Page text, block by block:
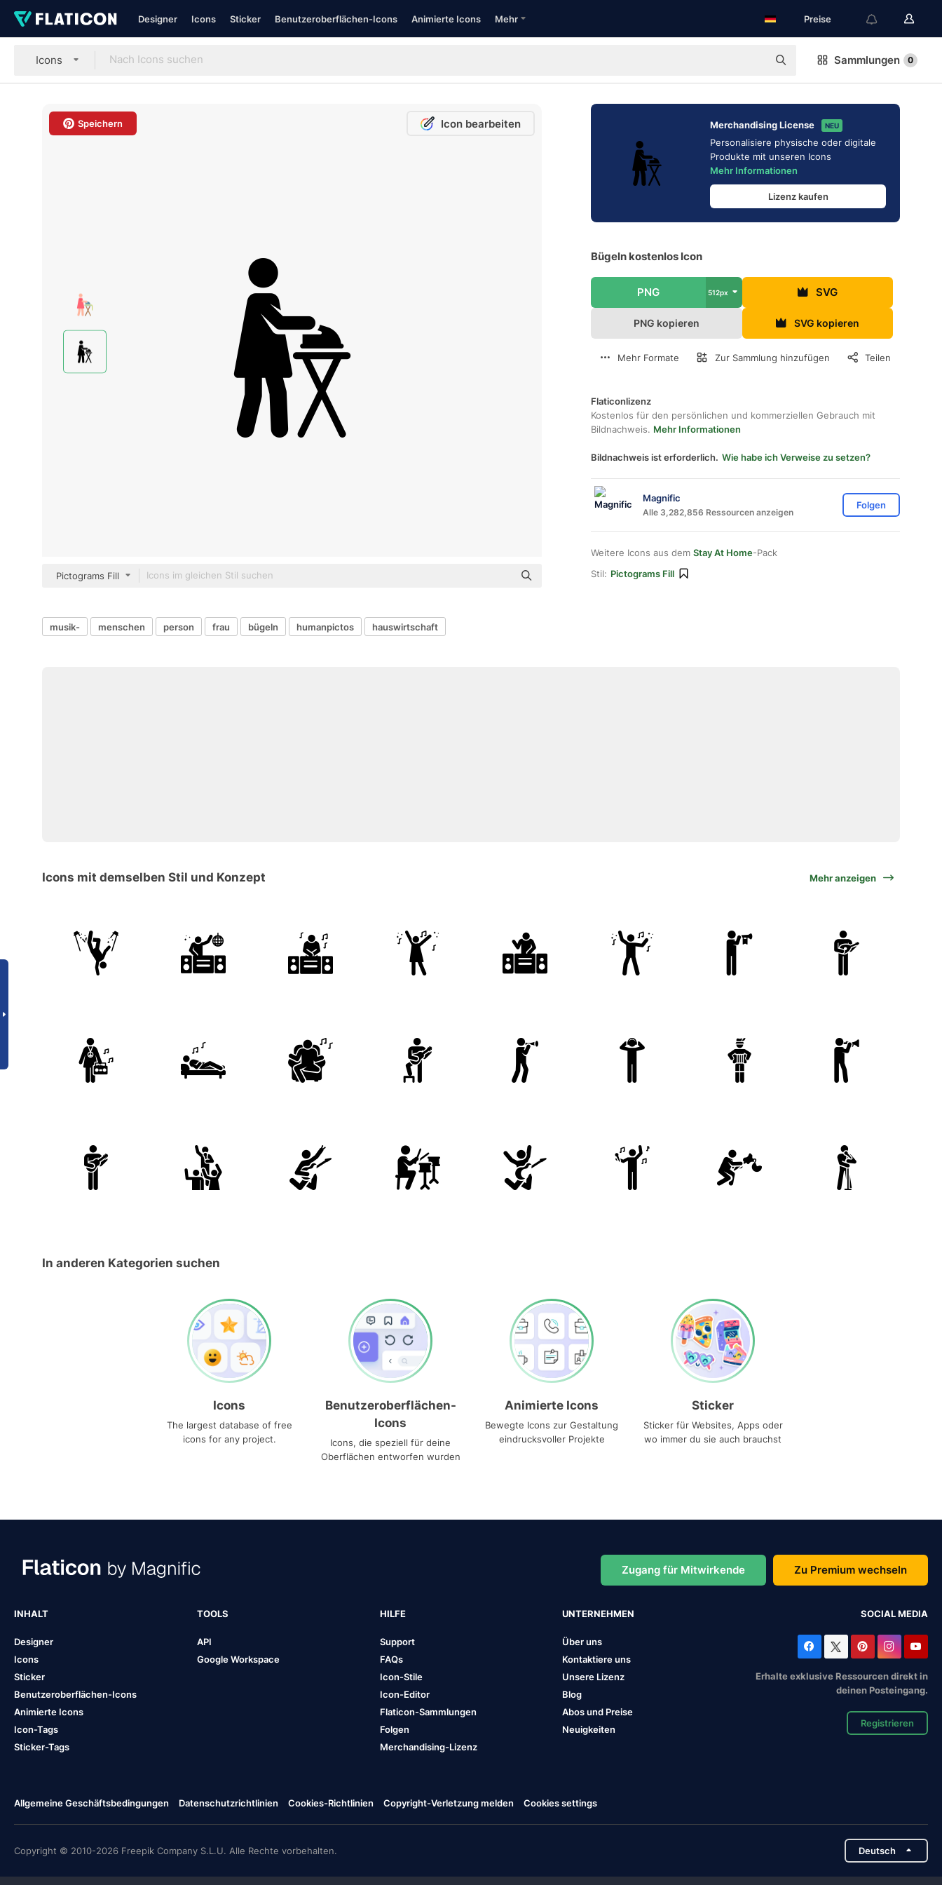
Designer Icons Sticker Benutzeroberflächen-Icons Animierte Icons Mehr Preise
Icons Sammlungen 0
Speichern Icon bearbeiten
Pictograms Fill
Merchandising License NEU
Personalisiere physische oder digitale
Produkte mit unseren Icons
Mehr Informationen
Lizenz kaufen
Bügeln kostenlos Icon
PNG 512px SVG
PNG kopieren SVG kopieren
Mehr Formate Zur Sammlung hinzufügen Teilen
Flaticonlizenz
Kostenlos für den persönlichen und kommerziellen Gebrauch mit
Bildnachweis. Mehr Informationen
Bildnachweis ist erforderlich. Wie habe ich Verweise zu setzen?
Magnific
Alle 3,282,856 Ressourcen anzeigen
Folgen
Weitere Icons aus dem Stay At Home-Pack
Stil: Pictograms Fill
musik- menschen person frau bügeln humanpictos hauswirtschaft
Icons mit demselben Stil und Konzept Mehr anzeigen
In anderen Kategorien suchen
Icons
The largest database of free
icons for any project.
Benutzeroberflächen-
Icons
Icons, die speziell für deine
Oberflächen entworfen wurden
Animierte Icons
Bewegte Icons zur Gestaltung
eindrucksvoller Projekte
Sticker
Sticker für Websites, Apps oder
wo immer du sie auch brauchst
Zugang für Mitwirkende Zu Premium wechseln
INHALT
Designer
Icons
Sticker
Benutzeroberflächen-Icons
Animierte Icons
Icon-Tags
Sticker-Tags
TOOLS
API
Google Workspace
HILFE
Support
FAQs
Icon-Stile
Icon-Editor
Flaticon-Sammlungen
Folgen
Merchandising-Lizenz
UNTERNEHMEN
Über uns
Kontaktiere uns
Unsere Lizenz
Blog
Abos und Preise
Neuigkeiten
SOCIAL MEDIA
Erhalte exklusive Ressourcen direkt in
deinen Posteingang.
Registrieren
Allgemeine Geschäftsbedingungen Datenschutzrichtlinien Cookies-Richtlinien Copyright-Verletzung melden Cookies settings
Copyright © 2010-2026 Freepik Company S.L.U. Alle Rechte vorbehalten. Deutsch